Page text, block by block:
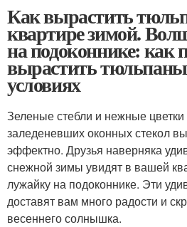
Как вырастить
квартире зимой.
на подоконнике: как
вырастить
условиях
Зеленые стебли и нежные
заледеневших оконных стекол
эффектно. Друзья наверняка
снежной зимы увидят в вашей
лужайку на подоконнике. Эти
доставят вам много радости и
весеннего солнышка.